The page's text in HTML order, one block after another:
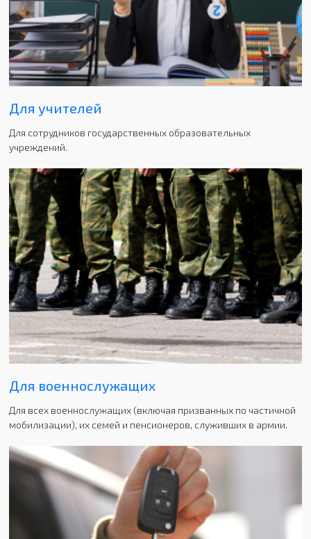
Для учителей
Для сотрудников государственных образовательных
учреждений.
Для военнослужащих
Для всех военнослужащих (включая призванных по частичной
мобилизации), их семей и пенсионеров, служивших в армии.